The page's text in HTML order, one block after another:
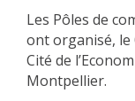
Les Pôles de
ont organisé, le
Cité de
Montpellier.